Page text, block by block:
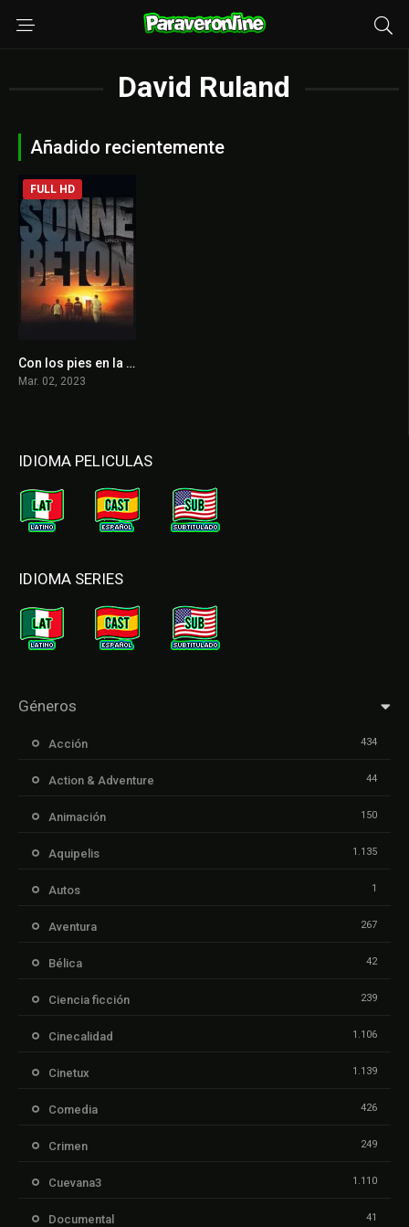
David Ruland
Añadido recientemente
7.5
FULL HD
Con los pies en la tierra
Mar. 02, 2023
IDIOMA PELICULAS
IDIOMA SERIES
Géneros
Acción 434
Action & Adventure 44
Animación 150
Aquipelis 1.135
Autos 1
Aventura 267
Bélica 42
Ciencia ficción 239
Cinecalidad 1.106
Cinetux 1.139
Comedia 426
Crimen 249
Cuevana3 1.110
Documental 41